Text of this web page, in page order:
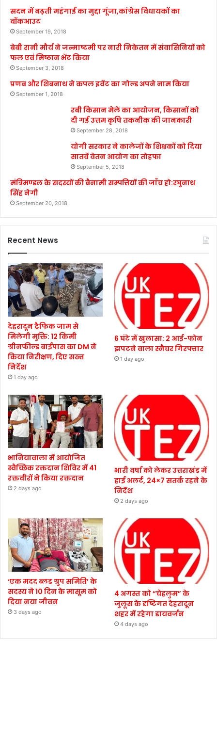
सदन में बढ़ती महंगाई का मुद्दा गूंजा,कांग्रेस विधायकों का
वॉकआउट
September 19, 2018
बेबी रानी मौर्य ने जन्माष्टमी पर नारी निकेतन में संवासिनियों को
फल एवं मिष्ठान भेंट किया
September 3, 2018
प्रणब और शिबनाथ ने कपल इवेंट का गोल्ड अपने नाम किया
September 1, 2018
रबी किसान मेले का आयोजन, किसानों को
दी गई उत्तम कृषि तकनीक की जानकारी
September 28, 2018
योगी सरकार ने कालेजों के शिक्षकों को दिया
सातवें वेतन आयोग का तोहफा
September 5, 2018
मंत्रिमण्डल के सदस्यों की बैनामी सम्पत्तियों की जाँच हो:रघुनाथ
सिंह नेगी
September 20, 2018
Recent News
देहरादून ट्रैफिक जाम से
मिलेगी मुक्ति: 12 किमी
ग्रीनफील्ड बाईपास का DM ने
किया निरीक्षण, दिए सख्त
निर्देश
1 day ago
6 घंटे में खुलासा: 2 आई-फोन
झपटने वाला स्नैचर गिरफ्तार
1 day ago
भानियावाला में आयोजित
स्वैच्छिक रक्तदान शिविर में 41
रक्तवीरों ने किया रक्तदान
2 days ago
भारी वर्षा को लेकर उत्तराखंड में
हाई अलर्ट, 24×7 सतर्क रहने के
निर्देश
2 days ago
‘एक मदद ब्लड ग्रुप समिति’ के
सदस्य ने 10 दिन के मासूम को
दिया नया जीवन
3 days ago
4 अगस्त को “चेहलुम” के
जुलूस के दृष्टिगत देहरादून
शहर में रहेगा डायवर्जन
4 days ago